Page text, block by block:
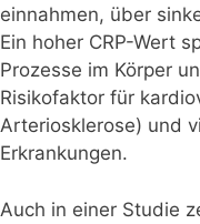
einnahmen, über
Ein hoher CRP-Wert
Prozesse im Körper
Risikofaktor für
Arteriosklerose) und
Erkrankungen.
Auch in einer Studie